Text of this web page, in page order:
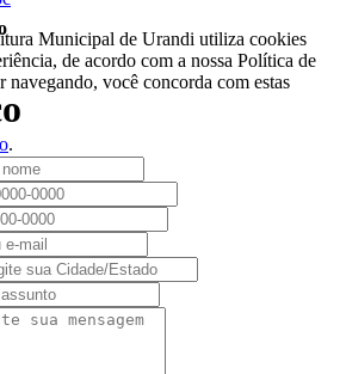
Municipal de Urandi utiliza cookies
de acordo com a nossa Política de
navegando, você concorda com estas
.